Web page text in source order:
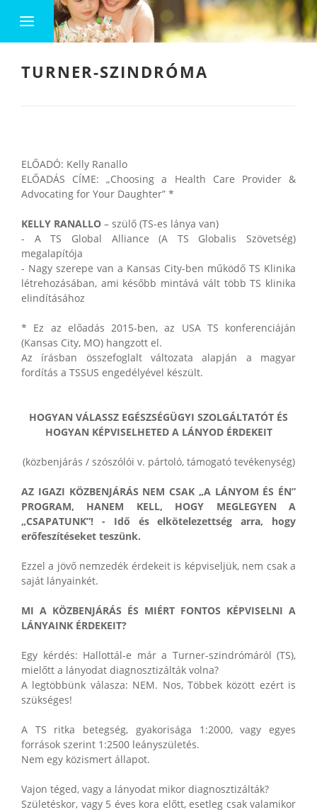
TURNER-SZINDRÓMA
ELŐADÓ: Kelly Ranallo
ELŐADÁS CÍME: „Choosing a Health Care Provider &
Advocating for Your Daughter” *
KELLY RANALLO – szülő (TS-es lánya van)
- A TS Global Alliance (A TS Globalis Szövetség)
megalapítója
- Nagy szerepe van a Kansas City-ben működő TS Klinika
létrehozásában, ami később mintává vált több TS klinika
elindításához
* Ez az előadás 2015-ben, az USA TS konferenciáján
(Kansas City, MO) hangzott el.
Az írásban összefoglalt változata alapján a magyar
fordítás a TSSUS engedélyével készült.
HOGYAN VÁLASSZ EGÉSZSÉGÜGYI SZOLGÁLTATÓT ÉS
HOGYAN KÉPVISELHETED A LÁNYOD ÉRDEKEIT
(közbenjárás / szószólói v. pártoló, támogató tevékenység)
AZ IGAZI KÖZBENJÁRÁS NEM CSAK „A LÁNYOM ÉS ÉN”
PROGRAM, HANEM KELL, HOGY MEGLEGYEN A
„CSAPATUNK”! - Idő és elkötelezettség arra, hogy
erőfeszítéseket teszünk.
Ezzel a jövő nemzedék érdekeit is képviseljük, nem csak a
saját lányainkét.
MI A KÖZBENJÁRÁS ÉS MIÉRT FONTOS KÉPVISELNI A
LÁNYAINK ÉRDEKEIT?
Egy kérdés: Hallottál-e már a Turner-szindrómáról (TS),
mielőtt a lányodat diagnosztizálták volna?
A legtöbbünk válasza: NEM. Nos, Többek között ezért is
szükséges!
A TS ritka betegség, gyakorisága 1:2000, vagy egyes
források szerint 1:2500 leányszületés.
Nem egy közismert állapot.
Vajon téged, vagy a lányodat mikor diagnosztizálták?
Születéskor, vagy 5 éves kora előtt, esetleg csak valamikor